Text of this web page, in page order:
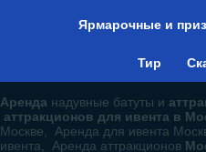
Ярмарочные и
Тир
Аренда надувные батуты и
аттракционов для ивента в
Москве, Аренда для ивента
ивента, Аренда аттракционов